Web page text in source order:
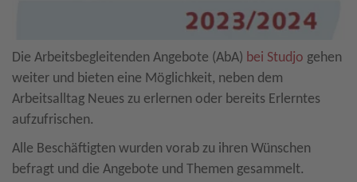
Die Arbeitsbegleitenden Angebote (AbA) bei Studjo gehen
weiter und bieten eine Möglichkeit, neben dem
Arbeitsalltag Neues zu erlernen oder bereits Erlerntes
aufzufrischen.
Alle Beschäftigten wurden vorab zu ihren Wünschen
befragt und die Angebote und Themen gesammelt.